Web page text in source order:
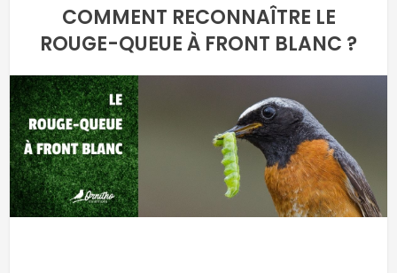
COMMENT RECONNAÎTRE LE
ROUGE-QUEUE À FRONT BLANC ?